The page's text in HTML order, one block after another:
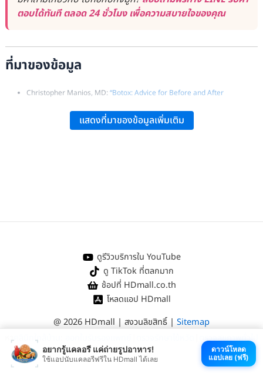
ตอบได้ทันที ตลอด 24 ชั่วโมง เพื่อความสบายใจของคุณ
ที่มาของข้อมูล
Christopher Manios, MD: “Botox: Advice for Before and After
Elysium SurgiSpa:“When Are Botox® Injections Not an Option?”
แสดงที่มาของข้อมูลเพิ่มเติม
ดูรีวิวบริการใน YouTube
ดู TikTok ที่ตลกมาก
ช้อปที่ HDmall.co.th
โหลดแอป HDmall
@ 2026 HDmall | สงวนลิขสิทธิ์ | Sitemap
หาคลินิกใกล้บ้าน ตรวจสุขภาพทั่วไป
อยากรู้แคลอรี แค่ถ่ายรูปอาหาร!
ใช้แอปนับแคลอรีฟรีใน HDmall ได้เลย
ดาวน์โหลด
แอปเลย (ฟรี)